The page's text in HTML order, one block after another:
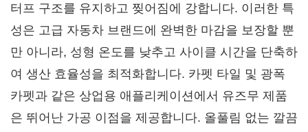
터프 구조를 유지하고 찢어짐에 강합니다. 이러한 특
성은 고급 자동차 브랜드에 완벽한 마감을 보장할 뿐
만 아니라, 성형 온도를 낮추고 사이클 시간을 단축하
여 생산 효율성을 최적화합니다. 카펫 타일 및 광폭
카펫과 같은 상업용 애플리케이션에서 유즈무 제품
은 뛰어난 가공 이점을 제공합니다. 올풀림 없는 깔끔